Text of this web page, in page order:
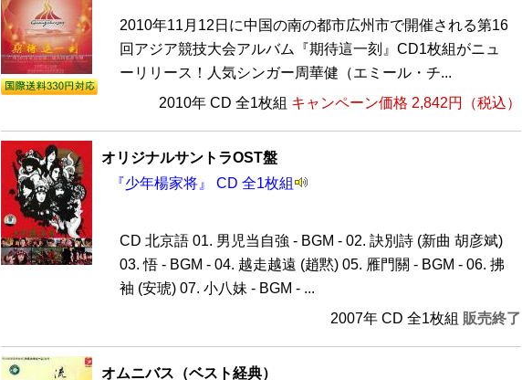
2010年11月12日に中国の南の都市広州市で開催される第16
回アジア競技大会アルバム『期待這一刻』CD1枚組がニュ
ーリリース！人気シンガー周華健（エミール・チ...
2010年 CD 全1枚組 キャンペーン価格 2,842円（税込）
オリジナルサントラOST盤
『少年楊家将』 CD 全1枚組
CD 北京語 01. 男児当自強 - BGM - 02. 訣別詩 (新曲 胡彦斌)
03. 悟 - BGM - 04. 越走越遠 (趙黙) 05. 雁門關 - BGM - 06. 拂
袖 (安琥) 07. 小八妹 - BGM - ...
2007年 CD 全1枚組 販売終了
オムニバス（ベスト経典）